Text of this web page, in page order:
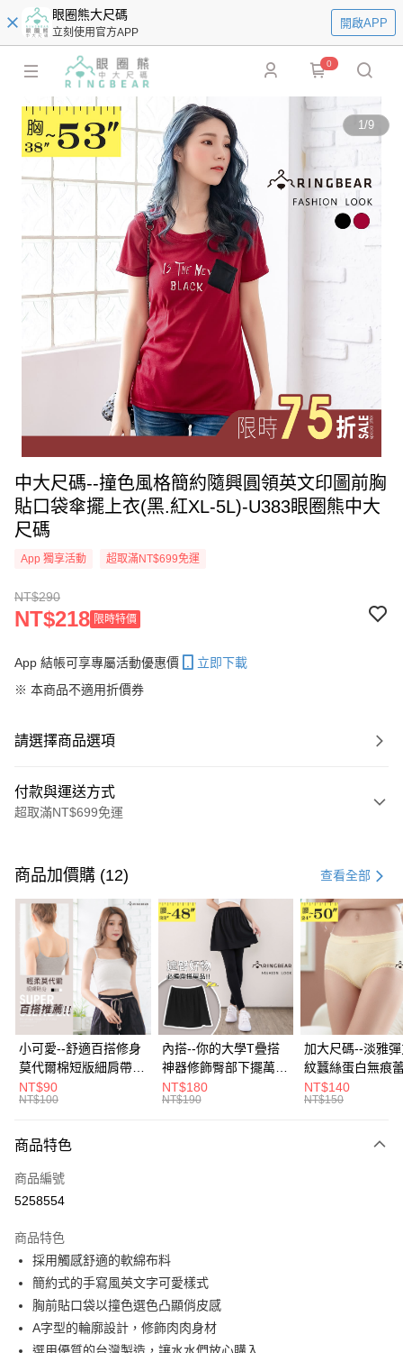
眼圈熊大尺碼
立刻使用官方APP
開啟APP
0
1/9
中大尺碼--撞色風格簡約隨興圓領英文印圖前胸
貼口袋傘擺上衣(黑.紅XL-5L)-U383眼圈熊中大
尺碼
App 獨享活動 超取滿NT$699免運
NT$290
NT$218 限時特價
App 結帳可享專屬活動優惠價
立即下載
※ 本商品不適用折價券
請選擇商品選項
付款與運送方式
超取滿NT$699免運
信用卡一次付款
超商取貨付款
LINE Pay
Apple Pay
街口支付
悠遊付
Google Pay
全盈+PAY
大哥付你分期
【大哥付你分期使用說明】
1.本服務由台灣大哥大提供，台灣大哥大用戶可立即使用無須另外申請。
流程，驗證手機門號後，選擇欲分期的期數、繳款截止日，確認付款後即完
成交易。
3.實際核准額度、可分期數及費用金額請依後續交易確認頁面所載為準。
4.訂單成立30分鐘內，如未前往確認交易或遇審核未通過，訂單將自動取
法說明評估內容。
【繳款方式說明】
1.分期款項不併入電信帳單，「大哥付你分期」於每月結算日後寄送繳費提
AFTEE先享後付
【關於「AFTEE先享後付」】
AFTEE先享後付是「在收到商品之後才付款」的支付方式。 讓您購物簡單
便利好安心！
１．簡單：不需註冊會員、不需綁卡、不需儲值。
２．便利：只要手機號碼，簡訊認證，即可結帳。
３．安心：先確認商品／服務後，再付款。
ATM付款
全家取貨付款
每筆NT$70，滿NT$699(含以上)免運費
商品加價購 (12) 查看全部
小可愛--舒適百搭修身
莫代爾棉短版細肩帶素
色背心(白.黑.灰L-2L)-
U582眼圈熊中大尺碼
NT$90
NT$100
內搭--你的大學T疊搭
神器修飾臀部下擺萬用
內搭裙/遮臀裙(黑2L-
6L)-Q155眼圈熊中大
NT$180
NT$190
加大尺碼--淡雅
紋蠶絲蛋白無痕
角內褲(白.粉.藍.
3L)-L28眼圈熊中
NT$140
NT$150
商品特色
商品編號
5258554
商品特色
採用觸感舒適的軟綿布料
簡約式的手寫風英文字可愛樣式
胸前貼口袋以撞色選色凸顯俏皮感
A字型的輪廓設計，修飾肉肉身材
選用優質的台灣製造，讓水水們放心購入